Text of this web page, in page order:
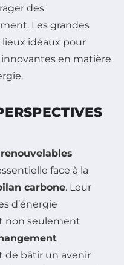
des
Les grandes
lieux idéaux pour
en matière
face à la
carbone. Leur
d’énergie
non seulement
de bâtir un avenir